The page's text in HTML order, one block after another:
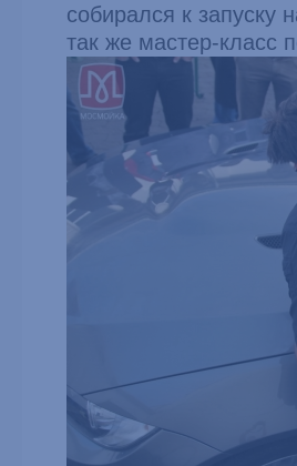
собирался к
так же мастер-класс